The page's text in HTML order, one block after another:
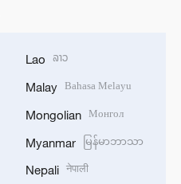
Lao ລາວ
Malay Bahasa Melayu
Mongolian Монгол
Myanmar မြန်မာဘာသာ
Nepali नेपाली